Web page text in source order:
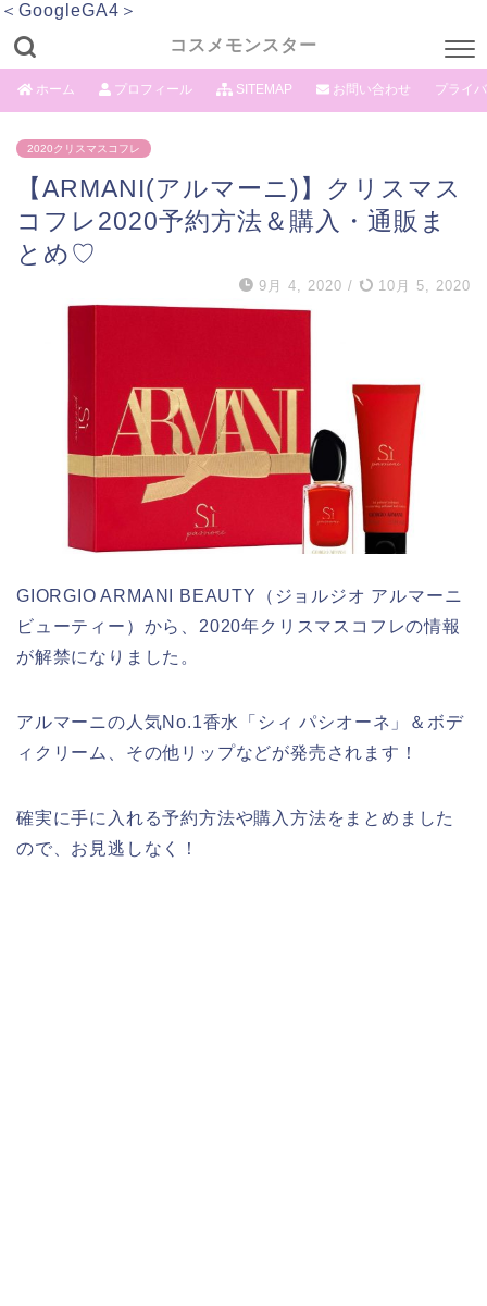
＜GoogleGA4＞
コスメモンスター
ホーム プロフィール SITEMAP お問い合わせ プライ
2020クリスマスコフレ
【ARMANI(アルマーニ)】クリスマス
コフレ2020予約方法＆購入・通販ま
とめ♡
9月 4, 2020 / 10月 5, 2020
GIORGIO ARMANI BEAUTY（ジョルジオ アルマーニ
ビューティー）から、2020年クリスマスコフレの情報
が解禁になりました。
アルマーニの人気No.1香水「シィ パシオーネ」＆ボデ
ィクリーム、その他リップなどが発売されます！
確実に手に入れる予約方法や購入方法をまとめました
ので、お見逃しなく！